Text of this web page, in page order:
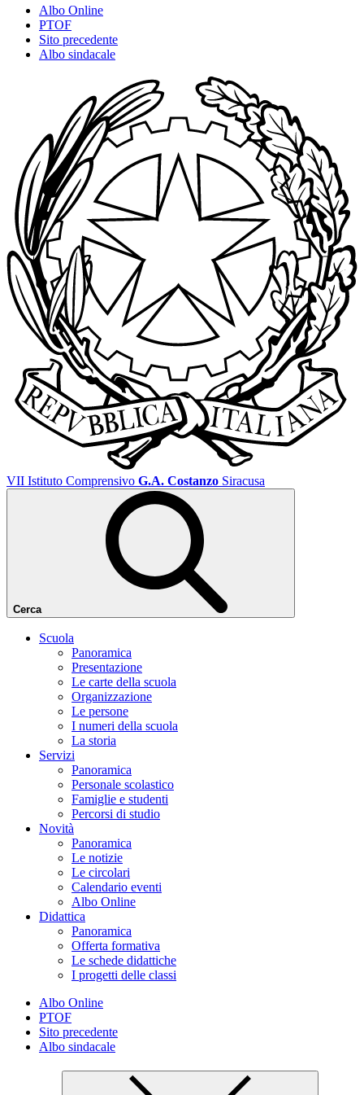
Albo Online
PTOF
Sito precedente
Albo sindacale
VII Istituto Comprensivo G.A. Costanzo Siracusa
Cerca
Scuola
Panoramica
Presentazione
Le carte della scuola
Organizzazione
Le persone
I numeri della scuola
La storia
Servizi
Panoramica
Personale scolastico
Famiglie e studenti
Percorsi di studio
Novità
Panoramica
Le notizie
Le circolari
Calendario eventi
Albo Online
Didattica
Panoramica
Offerta formativa
Le schede didattiche
I progetti delle classi
Albo Online
PTOF
Sito precedente
Albo sindacale